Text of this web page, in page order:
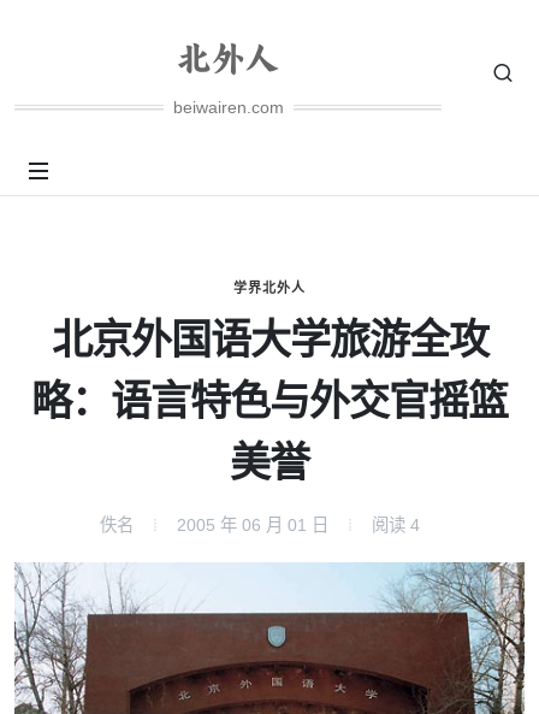
beiwairen.com
学界北外人
北京外国语大学旅游全攻
略：语言特色与外交官摇篮
美誉
佚名 2005 年 06 月 01 日 阅读 4